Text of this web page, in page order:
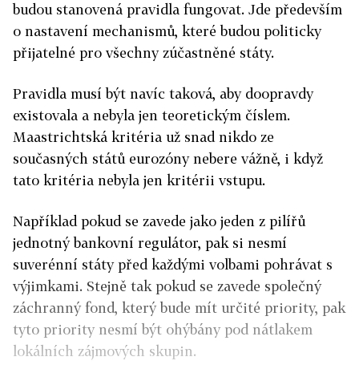
budou stanovená pravidla fungovat. Jde především
o nastavení mechanismů, které budou politicky
přijatelné pro všechny zúčastněné státy.
Pravidla musí být navíc taková, aby doopravdy
existovala a nebyla jen teoretickým číslem.
Maastrichtská kritéria už snad nikdo ze
současných států eurozóny nebere vážně, i když
tato kritéria nebyla jen kritérii vstupu.
Například pokud se zavede jako jeden z pilířů
jednotný bankovní regulátor, pak si nesmí
suverénní státy před každými volbami pohrávat s
výjimkami. Stejně tak pokud se zavede společný
záchranný fond, který bude mít určité priority, pak
tyto priority nesmí být ohýbány pod nátlakem
lokálních zájmových skupin.